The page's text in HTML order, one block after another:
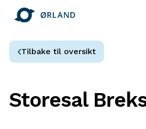
Tilbake til oversikt
Storesal